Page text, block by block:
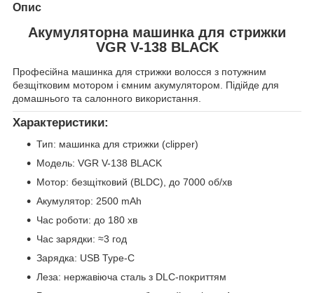
Опис
Акумуляторна машинка для стрижки
VGR V-138 BLACK
Професійна машинка для стрижки волосся з потужним
безщітковим мотором і ємним акумулятором. Підійде для
домашнього та салонного використання.
Характеристики:
Тип: машинка для стрижки (clipper)
Модель: VGR V-138 BLACK
Мотор: безщітковий (BLDC), до 7000 об/хв
Акумулятор: 2500 mAh
Час роботи: до 180 хв
Час зарядки: ≈3 год
Зарядка: USB Type-C
Леза: нержавіюча сталь з DLC-покриттям